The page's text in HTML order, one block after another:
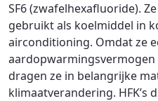
SF6 (zwafelhexafluoride).
gebruikt als koelmiddel in
airconditioning. Omdat ze
aardopwarmingsvermogen
dragen ze in belangrijke
klimaatverandering. HFK’s